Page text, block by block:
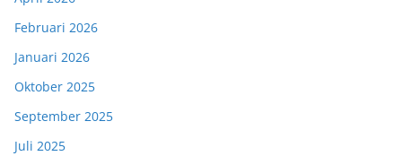
Februari 2026
Januari 2026
Oktober 2025
September 2025
Juli 2025